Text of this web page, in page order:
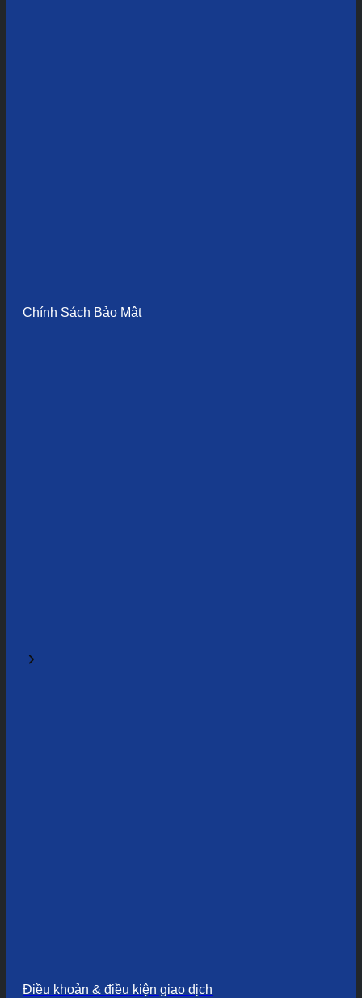
Chính Sách Bảo Mật
Điều khoản & điều kiện giao dịch